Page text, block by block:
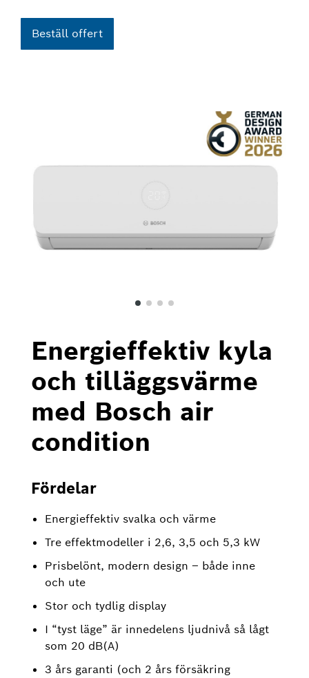
Beställ offert
Energieffektiv kyla
och tilläggsvärme
med Bosch air
condition
Fördelar
Energieffektiv svalka och värme
Tre effektmodeller i 2,6, 3,5 och 5,3 kW
Prisbelönt, modern design – både inne
och ute
Stor och tydlig display
I “tyst läge” är innedelens ljudnivå så lågt
som 20 dB(A)
3 års garanti (och 2 års försäkring